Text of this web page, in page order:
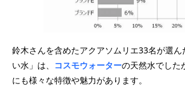
鈴木さんを含めたアクアソムリエ33名が選ん
い水」は、
コスモウォーターの天然水でした
にも様々な特徴や魅力があります。